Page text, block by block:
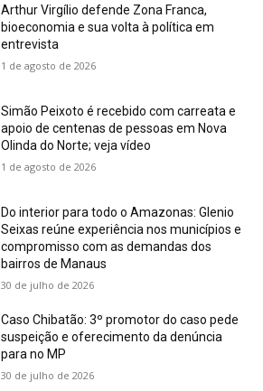
Arthur Virgílio defende Zona Franca,
bioeconomia e sua volta à política em
entrevista
1 de agosto de 2026
Simão Peixoto é recebido com carreata e
apoio de centenas de pessoas em Nova
Olinda do Norte; veja vídeo
1 de agosto de 2026
Do interior para todo o Amazonas: Glenio
Seixas reúne experiência nos municípios e
compromisso com as demandas dos
bairros de Manaus
30 de julho de 2026
Caso Chibatão: 3º promotor do caso pede
suspeição e oferecimento da denúncia
para no MP
30 de julho de 2026